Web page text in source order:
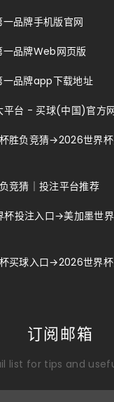
品牌手机版官网
品牌Web网页版
品牌app下载地址
平台 - 买球(中国)官方
胜负竞猜→2026世界
竞猜｜投注平台推荐
杯投注入口→美加墨世
买球入口→2026世界
订阅邮箱
list for tips and